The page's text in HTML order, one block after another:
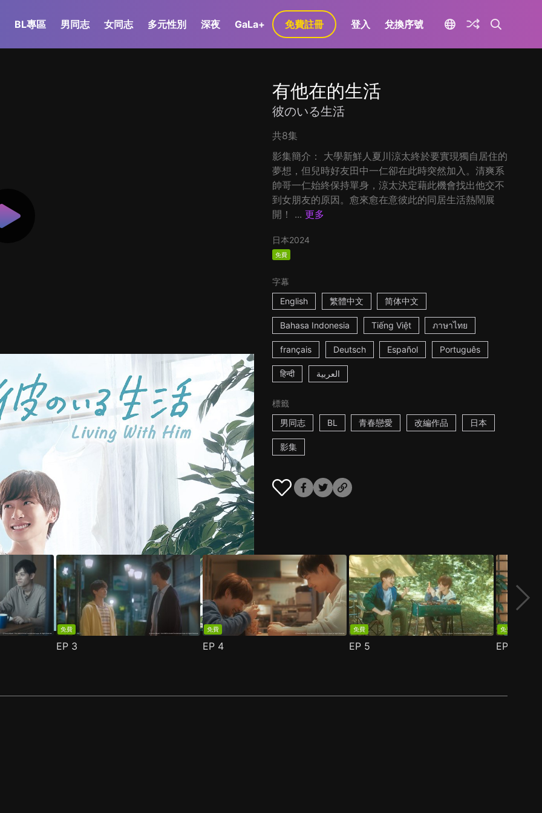
BL專區 男同志 女同志 多元性別 深夜 GaLa+ 免費註冊 登入 兌換序號
有他在的生活
彼のいる生活
共8集
影集簡介： 大學新鮮人夏川涼太終於要實現獨自居住的
夢想，但兒時好友田中一仁卻在此時突然加入。清爽系
帥哥一仁始終保持單身，涼太決定藉此機會找出他交不
到女朋友的原因。愈來愈在意彼此的同居生活熱鬧展
開！ ... 更多
日本2024
免費
字幕
English
繁體中文 简体中文
Bahasa Indonesia Tiếng Việt ภาษาไทย
français Deutsch Español Português
हिन्दी العربية
標籤
男同志
BL 青春戀愛 改編作品 日本
影集
免費
EP 3
免費
EP 4
免費
EP 5
免費
EP